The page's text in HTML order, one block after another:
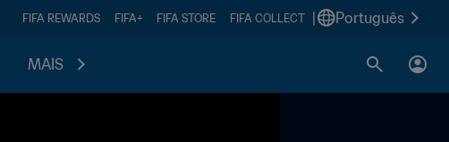
FIFA REWARDS FIFA+ FIFA STORE FIFA COLLECT Português
MAIS